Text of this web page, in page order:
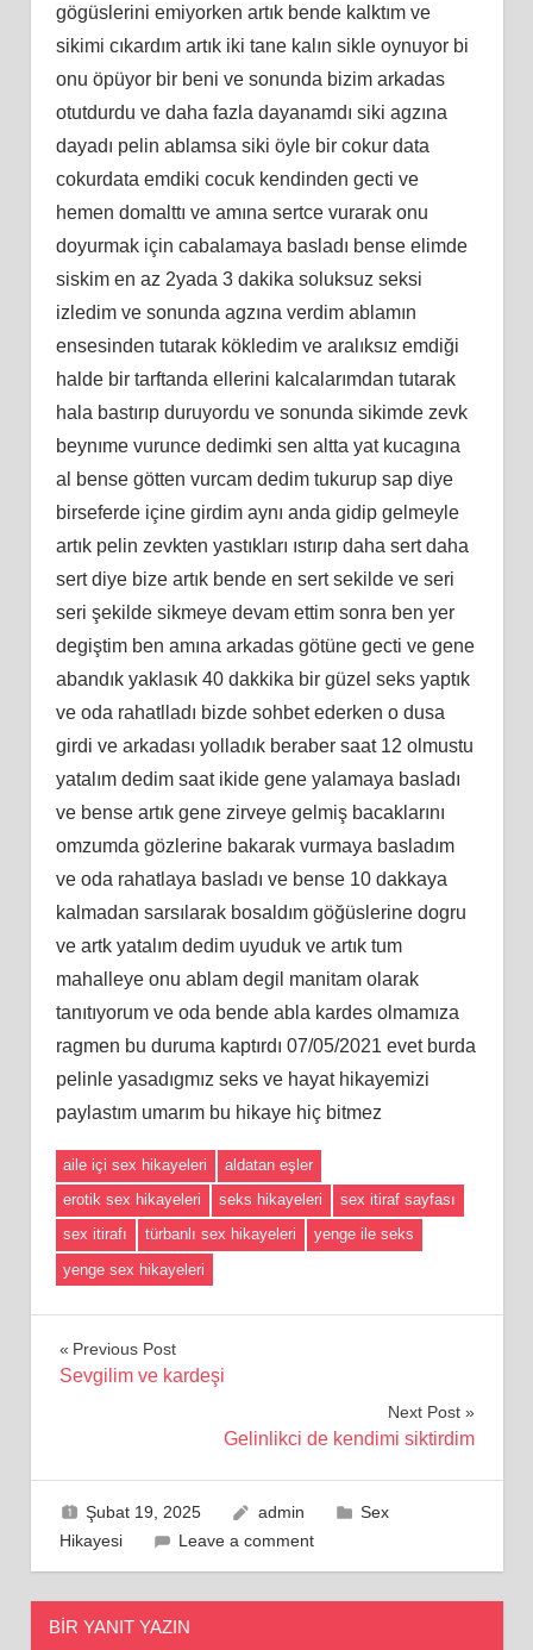
gögüslerini emiyorken artık bende kalktım ve
sikimi cıkardım artık iki tane kalın sikle oynuyor bi
onu öpüyor bir beni ve sonunda bizim arkadas
otutdurdu ve daha fazla dayanamdı siki agzına
dayadı pelin ablamsa siki öyle bir cokur data
cokurdata emdiki cocuk kendinden gecti ve
hemen domalttı ve amına sertce vurarak onu
doyurmak için cabalamaya basladı bense elimde
siskim en az 2yada 3 dakika soluksuz seksi
izledim ve sonunda agzına verdim ablamın
ensesinden tutarak kökledim ve aralıksız emdiği
halde bir tarftanda ellerini kalcalarımdan tutarak
hala bastırıp duruyordu ve sonunda sikimde zevk
beynıme vurunce dedimki sen altta yat kucagına
al bense götten vurcam dedim tukurup sap diye
birseferde içine girdim aynı anda gidip gelmeyle
artık pelin zevkten yastıkları ıstırıp daha sert daha
sert diye bize artık bende en sert sekilde ve seri
seri şekilde sikmeye devam ettim sonra ben yer
degiştim ben amına arkadas götüne gecti ve gene
abandık yaklasık 40 dakkika bir güzel seks yaptık
ve oda rahatlladı bizde sohbet ederken o dusa
girdi ve arkadası yolladık beraber saat 12 olmustu
yatalım dedim saat ikide gene yalamaya basladı
ve bense artık gene zirveye gelmiş bacaklarını
omzumda gözlerine bakarak vurmaya basladım
ve oda rahatlaya basladı ve bense 10 dakkaya
kalmadan sarsılarak bosaldım göğüslerine dogru
ve artk yatalım dedim uyuduk ve artık tum
mahalleye onu ablam degil manitam olarak
tanıtıyorum ve oda bende abla kardes olmamıza
ragmen bu duruma kaptırdı 07/05/2021 evet burda
pelinle yasadıgmız seks ve hayat hikayemizi
paylastım umarım bu hikaye hiç bitmez
aile içi sex hikayeleri
aldatan eşler
erotik sex hikayeleri
seks hikayeleri
sex itiraf sayfası
sex itirafı
türbanlı sex hikayeleri
yenge ile seks
yenge sex hikayeleri
Yazı
Previous Post
Sevgilim ve kardeşi
Next Post
Gelinlikci de kendimi siktirdim
Şubat 19, 2025 admin
Sex
Hikayesi
Leave a comment
BIR YANIT YAZIN